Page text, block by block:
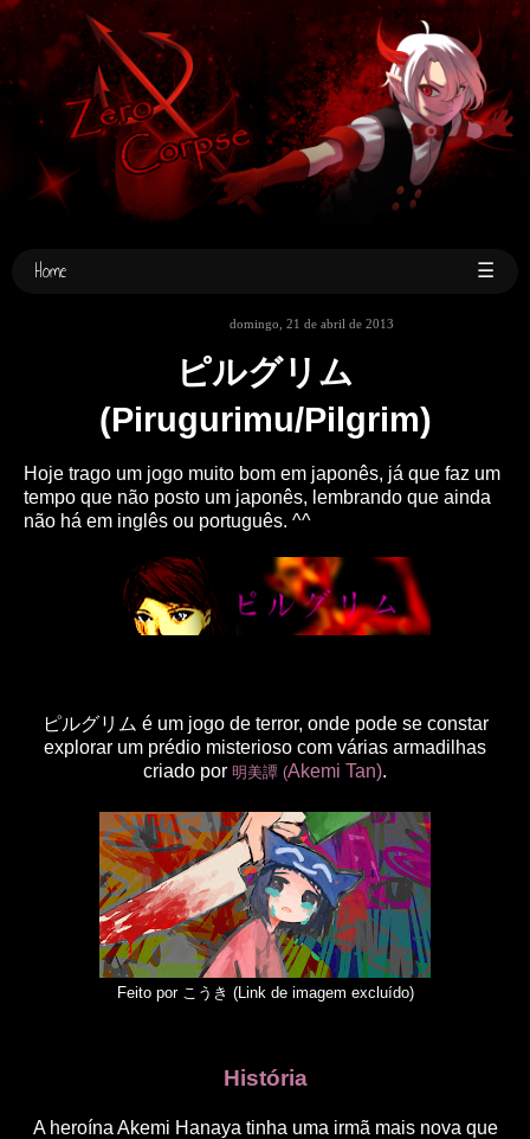
Home ☰
domingo, 21 de abril de 2013
ピルグリム
(Pirugurimu/Pilgrim)
Hoje trago um jogo muito bom em japonês, já que faz um
tempo que não posto um japonês, lembrando que ainda
não há em inglês ou português. ^^
ピルグリム é um jogo de terror, onde pode se constar
explorar um prédio misterioso com várias armadilhas
criado por 明美譚 (Akemi Tan).
Feito por こうき (Link de imagem excluído)
História
A heroína Akemi Hanaya tinha uma irmã mais nova que